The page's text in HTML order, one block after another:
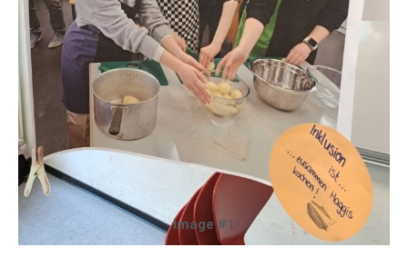
Image #1